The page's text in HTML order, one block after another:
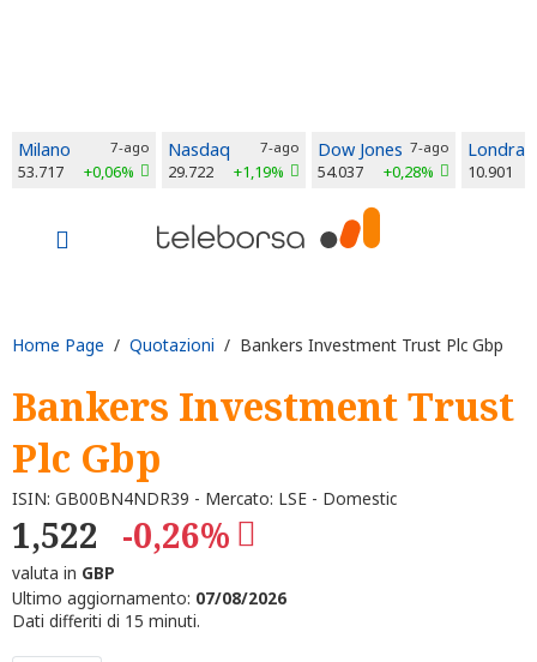
Milano 7-ago
53.717 +0,06%
Nasdaq 7-ago
29.722 +1,19%
Dow Jones 7-ago
54.037 +0,28%
Londra
10.901
Home Page / Quotazioni / Bankers Investment Trust Plc Gbp
Bankers Investment Trust
Plc Gbp
ISIN: GB00BN4NDR39 - Mercato: LSE - Domestic
1,522 -0,26%
valuta in GBP
Ultimo aggiornamento: 07/08/2026
Dati differiti di 15 minuti.